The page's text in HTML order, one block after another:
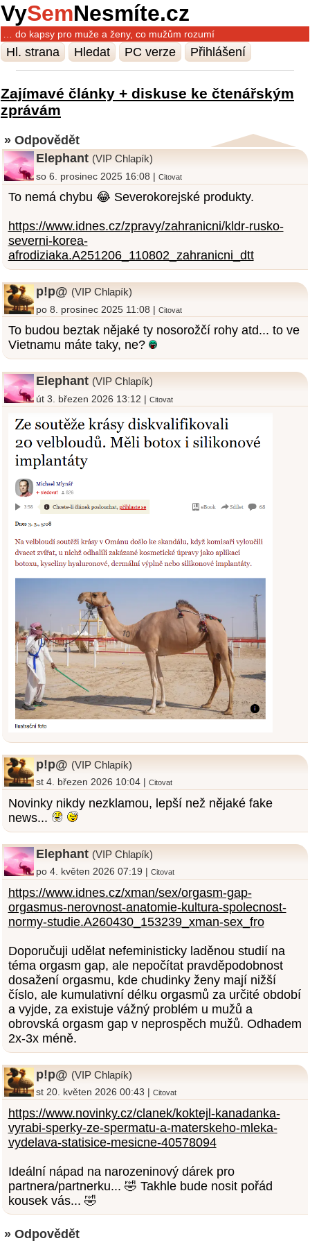
VySemNesmíte.cz
… do kapsy pro muže a ženy, co mužům rozumí
Hl. strana Hledat PC verze Přihlášení
Zajímavé články + diskuse ke čtenářským
zprávám
» Odpovědět
Elephant (VIP Chlapík)
so 6. prosinec 2025 16:08 |Citovat
To nemá chybu 😂 Severokorejské produkty.
https://www.idnes.cz/zpravy/zahranicni/kldr-rusko-
severni-korea-
afrodiziaka.A251206_110802_zahranicni_dtt
p!p@ (VIP Chlapík)
po 8. prosinec 2025 11:08 |Citovat
To budou beztak nějaké ty nosorožčí rohy atd... to ve
Vietnamu máte taky, ne?
Elephant (VIP Chlapík)
út 3. březen 2026 13:12 |Citovat
p!p@ (VIP Chlapík)
st 4. březen 2026 10:04 |Citovat
Novinky nikdy nezklamou, lepší než nějaké fake
news...
Elephant (VIP Chlapík)
po 4. květen 2026 07:19 |Citovat
https://www.idnes.cz/xman/sex/orgasm-gap-
orgasmus-nerovnost-anatomie-kultura-spolecnost-
normy-studie.A260430_153239_xman-sex_fro
Doporučuji udělat nefeministicky laděnou studií na
téma orgasm gap, ale nepočítat pravděpodobnost
dosažení orgasmu, kde chudinky ženy mají nižší
číslo, ale kumulativní délku orgasmů za určité období
a vyjde, za existuje vážný problém u mužů a
obrovská orgasm gap v neprospěch mužů. Odhadem
2x-3x méně.
p!p@ (VIP Chlapík)
st 20. květen 2026 00:43 |Citovat
https://www.novinky.cz/clanek/koktejl-kanadanka-
vyrabi-sperky-ze-spermatu-a-materskeho-mleka-
vydelava-statisice-mesicne-40578094
Ideální nápad na narozeninový dárek pro
partnera/partnerku... 🤣 Takhle bude nosit pořád
kousek vás... 🤣
» Odpovědět